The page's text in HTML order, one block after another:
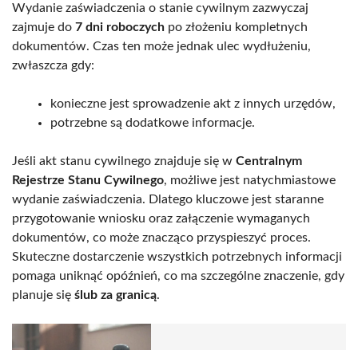
Wydanie zaświadczenia o stanie cywilnym zazwyczaj
zajmuje do 7 dni roboczych po złożeniu kompletnych
dokumentów. Czas ten może jednak ulec wydłużeniu,
zwłaszcza gdy:
konieczne jest sprowadzenie akt z innych urzędów,
potrzebne są dodatkowe informacje.
Jeśli akt stanu cywilnego znajduje się w Centralnym
Rejestrze Stanu Cywilnego, możliwe jest natychmiastowe
wydanie zaświadczenia. Dlatego kluczowe jest staranne
przygotowanie wniosku oraz załączenie wymaganych
dokumentów, co może znacząco przyspieszyć proces.
Skuteczne dostarczenie wszystkich potrzebnych informacji
pomaga uniknąć opóźnień, co ma szczególne znaczenie, gdy
planuje się ślub za granicą.